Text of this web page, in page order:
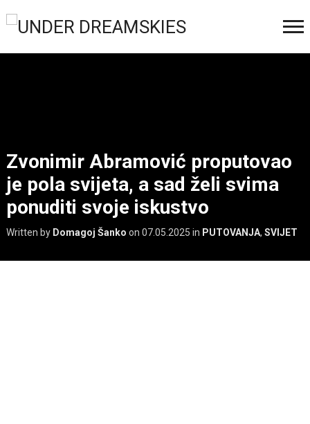
Zvonimir Abramović proputovao
je pola svijeta, a sad želi svima
ponuditi svoje iskustvo
Written by Domagoj Šanko on 07.05.2025 in PUTOVANJA, SVIJET